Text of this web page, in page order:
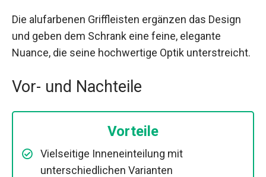
Die alufarbenen Griffleisten ergänzen das Design
und geben dem Schrank eine feine, elegante
Nuance, die seine hochwertige Optik unterstreicht.
Vor- und Nachteile
Vorteile
Vielseitige Inneneinteilung mit
unterschiedlichen Varianten